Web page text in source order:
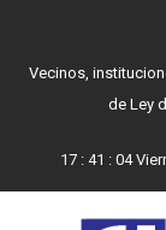
Vecinos,
de Ley
17: 41 : 05